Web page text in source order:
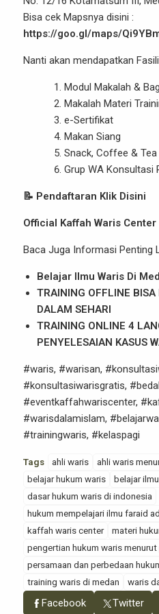
Bisa cek Mapsnya disini :
https://goo.gl/maps/
Nanti akan mendapatkan
Modul Makalah &
Makalah Materi
e-Sertifikat
Makan Siang
Snack, Coffee & Tea
Grup WA Konsultasi
📝 Pendaftaran Klik Disini
Official Kaffah Waris Center
Baca Juga Informasi Penting
Belajar Ilmu Waris Di
TRAINING OFFLINE
DALAM SEHARI
TRAINING ONLINE 4
PENYELESAIAN KASUS
#waris, #warisan,
#konsultasiwarisgratis,
#eventkaffahwariscenter,
#warisdalamislam,
#trainingwaris, #kelaspagi
Tags ahli waris
ahli waris
belajar hukum waris
belajar
dasar hukum waris di indonesia
hukum mempelajari ilmu faraid
kaffah waris center
materi
pengertian hukum waris menurut
persamaan dan perbedaan
training waris di medan
waris
Facebook Twitter